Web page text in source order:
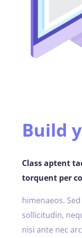
Build
Class aptent
torquent per
himenaeos.
sollicitudin,
nisi ante nec